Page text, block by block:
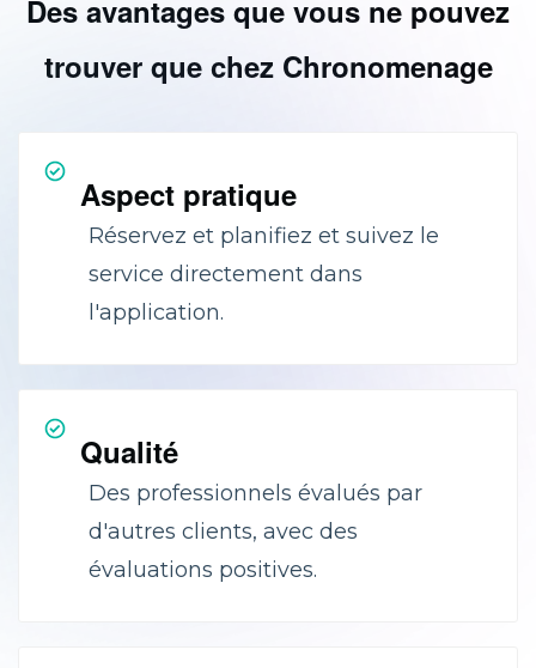
Des avantages que vous ne pouvez
trouver que chez Chronomenage
Aspect pratique
Réservez et planifiez et suivez le
service directement dans
l'application.
Qualité
Des professionnels évalués par
d'autres clients, avec des
évaluations positives.